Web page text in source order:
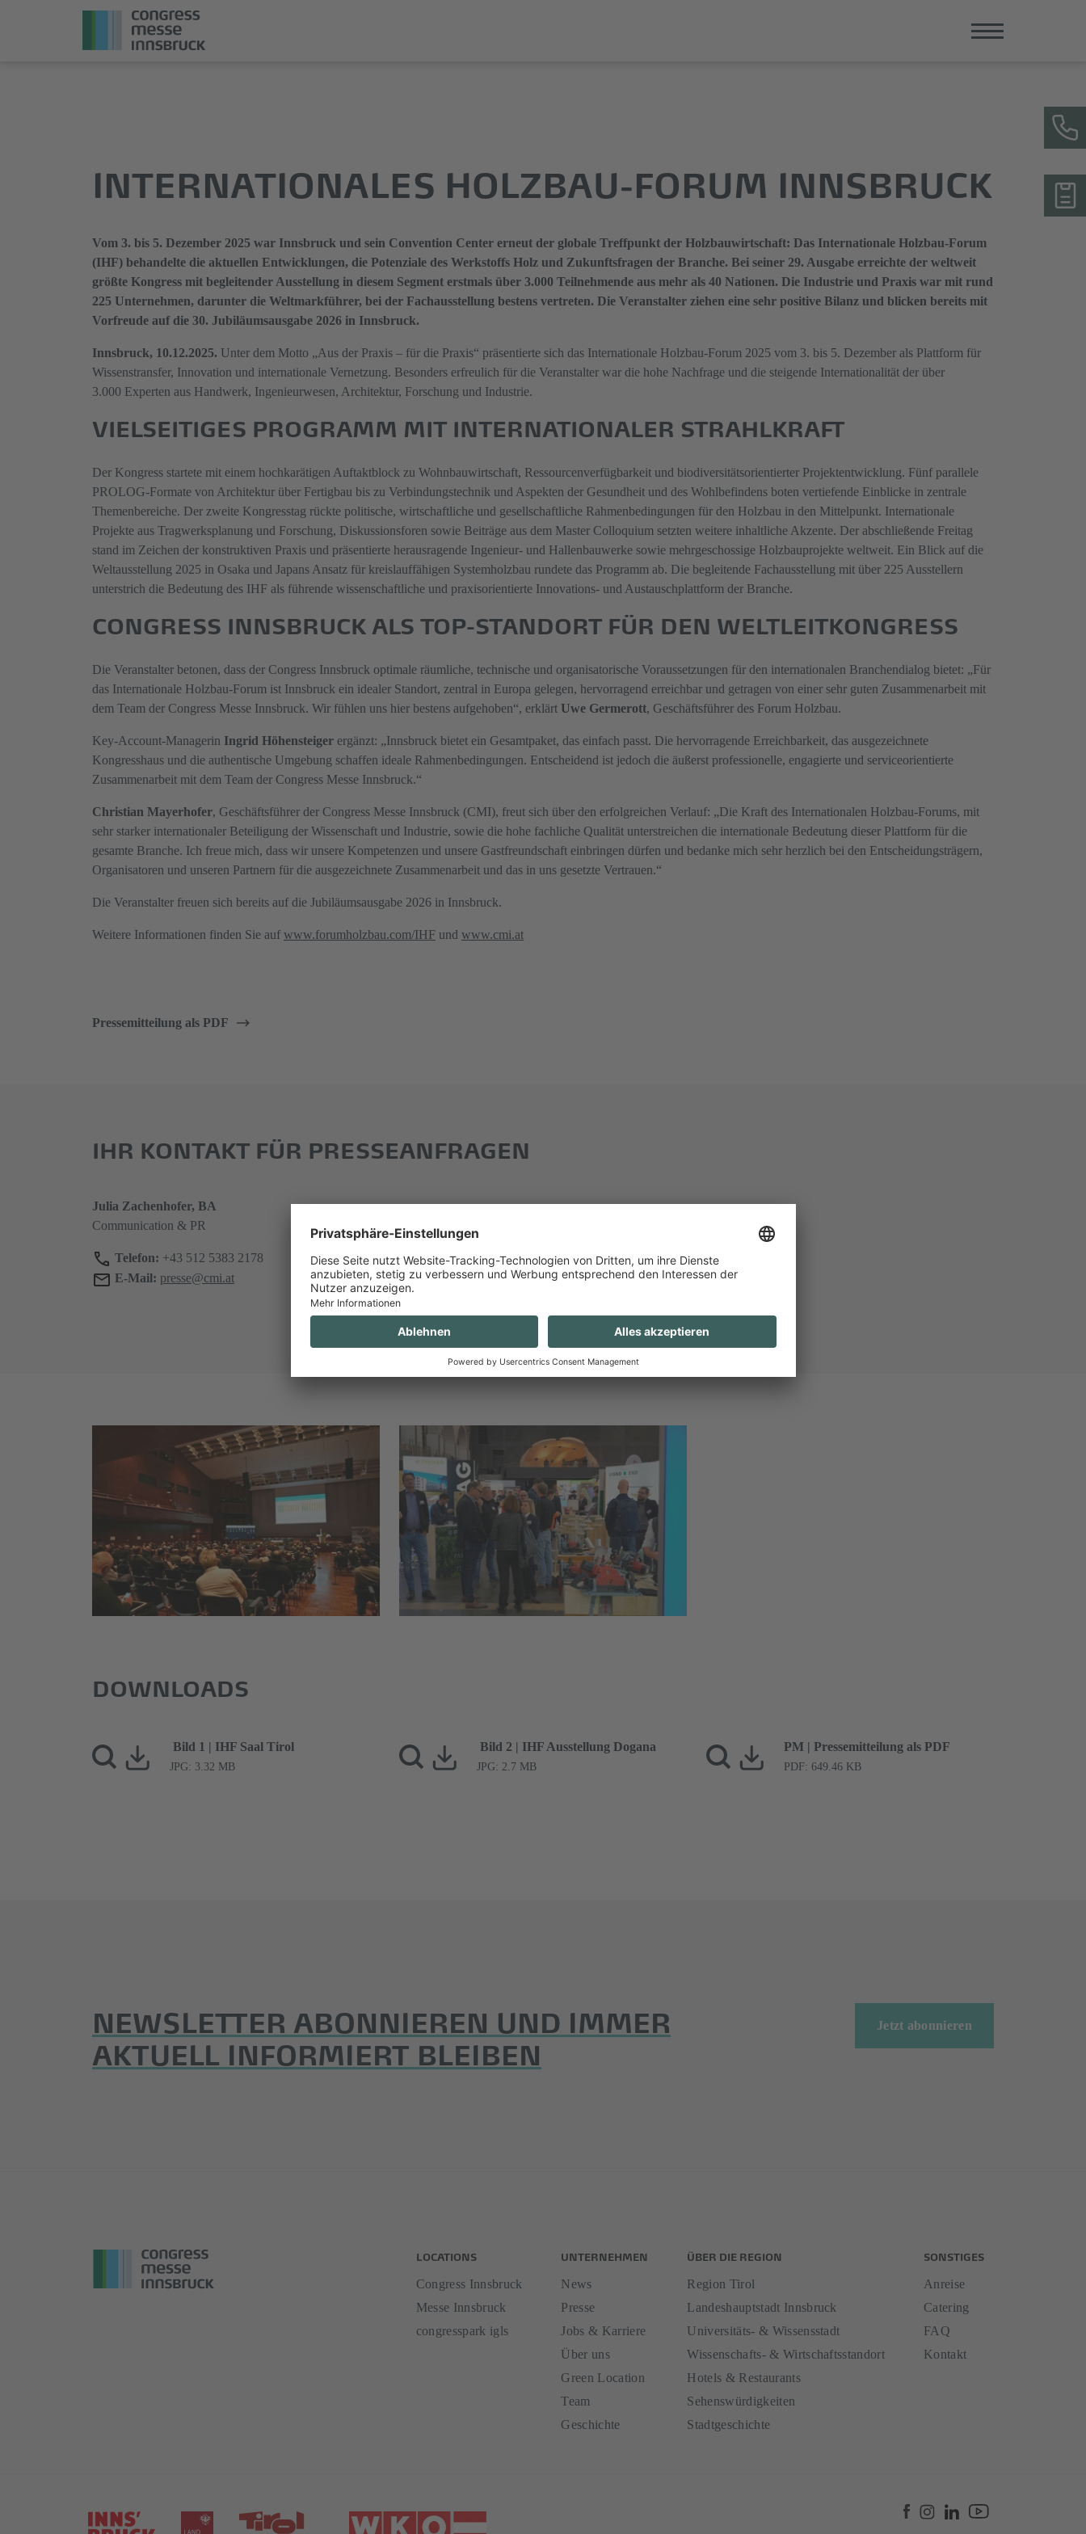
INTERNATIONALES HOLZBAU-FORUM INNSBRUCK
Vom 3. bis 5. Dezember 2025 war Innsbruck und sein Convention Center erneut der globale Treffpunkt der Holzbauwirtschaft: Das Internationale Holzbau-Forum
(IHF) behandelte die aktuellen Entwicklungen, die Potenziale des Werkstoffs Holz und Zukunftsfragen der Branche. Bei seiner 29. Ausgabe erreichte der weltweit
größte Kongress mit begleitender Ausstellung in diesem Segment erstmals über 3.000 Teilnehmende aus mehr als 40 Nationen. Die Industrie und Praxis war mit rund
225 Unternehmen, darunter die Weltmarkführer, bei der Fachausstellung bestens vertreten. Die Veranstalter ziehen eine sehr positive Bilanz und blicken bereits mit
Vorfreude auf die 30. Jubiläumsausgabe 2026 in Innsbruck.
Innsbruck, 10.12.2025. Unter dem Motto „Aus der Praxis – für die Praxis“ präsentierte sich das Internationale Holzbau-Forum 2025 vom 3. bis 5. Dezember als Plattform für
Wissenstransfer, Innovation und internationale Vernetzung. Besonders erfreulich für die Veranstalter war die hohe Nachfrage und die steigende Internationalität der über
3.000 Experten aus Handwerk, Ingenieurwesen, Architektur, Forschung und Industrie.
VIELSEITIGES PROGRAMM MIT INTERNATIONALER STRAHLKRAFT
Der Kongress startete mit einem hochkarätigen Auftaktblock zu Wohnbauwirtschaft, Ressourcenverfügbarkeit und biodiversitätsorientierter Projektentwicklung. Fünf parallele
PROLOG-Formate von Architektur über Fertigbau bis zu Verbindungstechnik und Aspekten der Gesundheit und des Wohlbefindens boten vertiefende Einblicke in zentrale
Themenbereiche. Der zweite Kongresstag rückte politische, wirtschaftliche und gesellschaftliche Rahmenbedingungen für den Holzbau in den Mittelpunkt. Internationale
Projekte aus Tragwerksplanung und Forschung, Diskussionsforen sowie Beiträge aus dem Master Colloquium setzten weitere inhaltliche Akzente. Der abschließende Freitag
stand im Zeichen der konstruktiven Praxis und präsentierte herausragende Ingenieur- und Hallenbauwerke sowie mehrgeschossige Holzbauprojekte weltweit. Ein Blick auf die
Weltausstellung 2025 in Osaka und Japans Ansatz für kreislauffähigen Systemholzbau rundete das Programm ab. Die begleitende Fachausstellung mit über 225 Ausstellern
unterstrich die Bedeutung des IHF als führende wissenschaftliche und praxisorientierte Innovations- und Austauschplattform der Branche.
CONGRESS INNSBRUCK ALS TOP-STANDORT FÜR DEN WELTLEITKONGRESS
Die Veranstalter betonen, dass der Congress Innsbruck optimale räumliche, technische und organisatorische Voraussetzungen für den internationalen Branchendialog bietet: „Für
das Internationale Holzbau-Forum ist Innsbruck ein idealer Standort, zentral in Europa gelegen, hervorragend erreichbar und getragen von einer sehr guten Zusammenarbeit mit
dem Team der Congress Messe Innsbruck. Wir fühlen uns hier bestens aufgehoben“, erklärt Uwe Germerott, Geschäftsführer des Forum Holzbau.
Key-Account-Managerin Ingrid Höhensteiger ergänzt: „Innsbruck bietet ein Gesamtpaket, das einfach passt. Die hervorragende Erreichbarkeit, das ausgezeichnete
Kongresshaus und die authentische Umgebung schaffen ideale Rahmenbedingungen. Entscheidend ist jedoch die äußerst professionelle, engagierte und serviceorientierte
Zusammenarbeit mit dem Team der Congress Messe Innsbruck.“
Christian Mayerhofer, Geschäftsführer der Congress Messe Innsbruck (CMI), freut sich über den erfolgreichen Verlauf: „Die Kraft des Internationalen Holzbau-Forums, mit
sehr starker internationaler Beteiligung der Wissenschaft und Industrie, sowie die hohe fachliche Qualität unterstreichen die internationale Bedeutung dieser Plattform für die
gesamte Branche. Ich freue mich, dass wir unsere Kompetenzen und unsere Gastfreundschaft einbringen dürfen und bedanke mich sehr herzlich bei den Entscheidungsträgern,
Organisatoren und unseren Partnern für die ausgezeichnete Zusammenarbeit und das in uns gesetzte Vertrauen.“
Die Veranstalter freuen sich bereits auf die Jubiläumsausgabe 2026 in Innsbruck.
Weitere Informationen finden Sie auf www.forumholzbau.com/IHF und www.cmi.at
Pressemitteilung als PDF
IHR KONTAKT FÜR PRESSEANFRAGEN
Julia Zachenhofer, BA
Communication & PR
Telefon: +43 512 5383 2178
E-Mail: presse@cmi.at
Das Internationale Holzbau-
Forum 2025 verzeichnete über
3.000 Teilnehmende aus über
40 Nationen.
© Congress Messe Innsbruck
Auf der begleitenden
Fachausstellung waren die
Branchenführer der Industrie
und Praxis vertreten.
© Congress Messe Innsbruck
DOWNLOADS
Bild 1 | IHF Saal Tirol
JPG: 3.32 MB
Bild 2 | IHF Ausstellung Dogana
JPG: 2.7 MB
PM | Pressemitteilung als PDF
PDF: 649.46 KB
NEWSLETTER ABONNIEREN UND IMMER
AKTUELL INFORMIERT BLEIBEN
Jetzt abonnieren
LOCATIONS
Congress Innsbruck
Messe Innsbruck
congresspark igls
UNTERNEHMEN
News
Presse
Jobs & Karriere
Über uns
Green Location
Team
Geschichte
ÜBER DIE REGION
Region Tirol
Landeshauptstadt Innsbruck
Universitäts- & Wissensstadt
Wissenschafts- & Wirtschaftsstandort
Hotels & Restaurants
Sehenswürdigkeiten
Stadtgeschichte
SONSTIGES
Anreise
Catering
FAQ
Kontakt